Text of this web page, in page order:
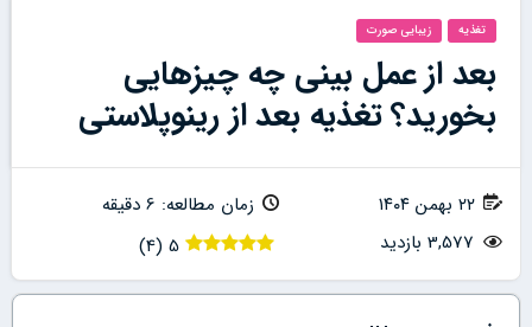
تغذیه زیبایی صورت
بعد از عمل بینی چه چیزهایی
بخورید؟ تغذیه بعد از رینوپلاستی
۲۲ بهمن ۱۴۰۴
زمان مطالعه: 6 دقیقه
3,577 بازدید
5
(
4
)